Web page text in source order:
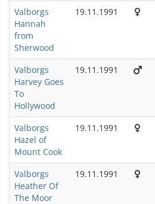
Valborgs
Hannah
from
Sherwood
19.11.1991
Valborgs
Harvey Goes
To
Hollywood
19.11.1991
Valborgs
Hazel of
Mount Cook
19.11.1991
Valborgs
Heather Of
The Moor
19.11.1991